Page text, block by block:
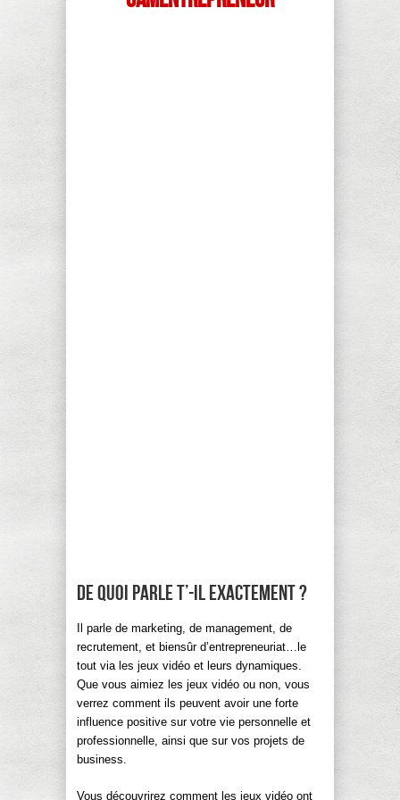
De quoi parle t’-il exactement ?
Il parle de marketing, de management, de
recrutement, et biensûr d’entrepreneuriat…le
tout via les jeux vidéo et leurs dynamiques.
Que vous aimiez les jeux vidéo ou non, vous
verrez comment ils peuvent avoir une forte
influence positive sur votre vie personnelle et
professionnelle, ainsi que sur vos projets de
business.
Vous découvrirez comment les jeux vidéo ont